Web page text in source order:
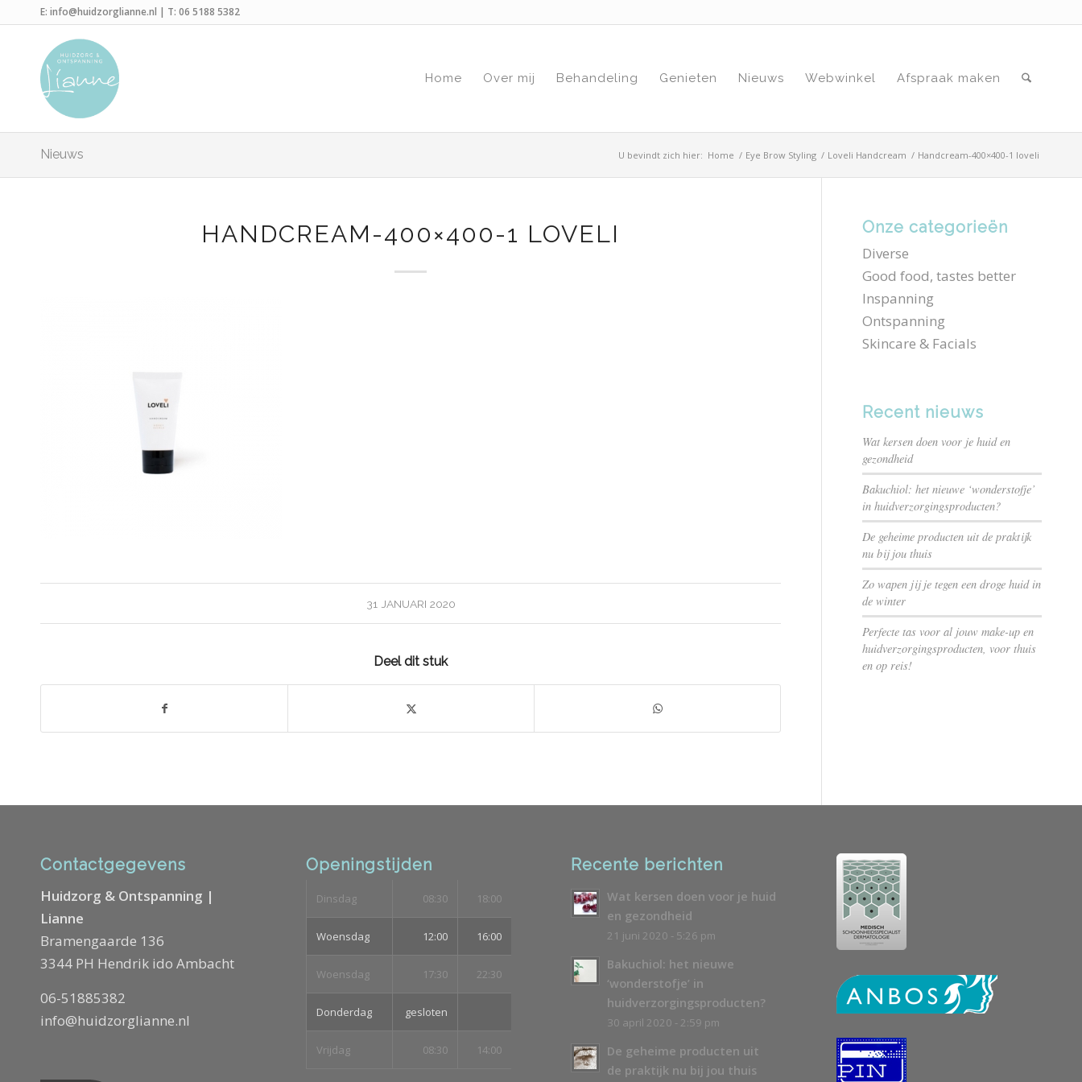
E: info@huidzorglianne.nl | T: 06 5188 5382
Home Over mij Behandeling Genieten Nieuws Webwinkel Afspraak maken
Nieuws U bevindt zich hier: Home / Eye Brow Styling / Loveli Handcream / Handcream-400×400-1 loveli
HANDCREAM-400×400-1 LOVELI
31 JANUARI 2020
Deel dit stuk
Onze categorieën
Diverse
Good food, tastes better
Inspanning
Ontspanning
Skincare & Facials
Recent nieuws
Wat kersen doen voor je huid en
gezondheid
Bakuchiol: het nieuwe ‘wonderstofje’
in huidverzorgingsproducten?
De geheime producten uit de praktijk
nu bij jou thuis
Zo wapen jij je tegen een droge huid in
de winter
Perfecte tas voor al jouw make-up en
huidverzorgingsproducten, voor thuis
en op reis!
Contactgegevens
Huidzorg & Ontspanning |
Lianne
Bramengaarde 136
3344 PH Hendrik ido Ambacht
06-51885382
info@huidzorglianne.nl
Openingstijden
Dinsdag 08:30 18:00
Woensdag 12:00 16:00
Woensdag 17:30 22:30
Donderdag gesloten
Vrijdag 08:30 14:00
Recente berichten
Wat kersen doen voor je huid
en gezondheid
21 juni 2020 - 5:26 pm
Bakuchiol: het nieuwe
‘wonderstofje’ in
huidverzorgingsproducten?
30 april 2020 - 2:59 pm
De geheime producten uit
de praktijk nu bij jou thuis